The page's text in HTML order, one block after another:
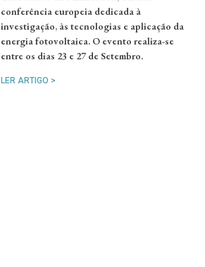
conferência europeia dedicada à
investigação, às tecnologias e aplicação da
energia fotovoltaica. O evento realiza-se
entre os dias 23 e 27 de Setembro.
LER ARTIGO >